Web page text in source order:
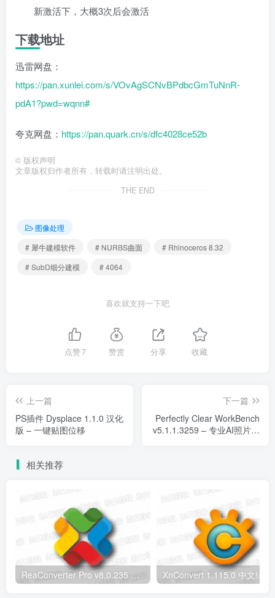
新激活下，大概3次后会激活
下载地址
迅雷网盘：
https://pan.xunlei.com/s/VOvAgSCNvBPdbcGmTuNnR-
pdA1?pwd=wqnn#
夸克网盘： https://pan.quark.cn/s/dfc4028ce52b
© 版权声明
文章版权归作者所有，转载时请注明出处。
THE END
图像处理
# 犀牛建模软件
# NURBS曲面
# Rhinoceros 8.32
# SubD细分建模
# 4064
喜欢就支持一下吧
点赞7 赞赏 分享 收藏
上一篇
PS插件 Dysplace 1.1.0 汉化
版 – 一键贴图位移
下一篇
Perfectly Clear WorkBench
v5.1.1.3259 – 专业AI照片自
相关推荐
ReaConverter Pro v8.0.235 便携版 – 批量图片转换处理工具